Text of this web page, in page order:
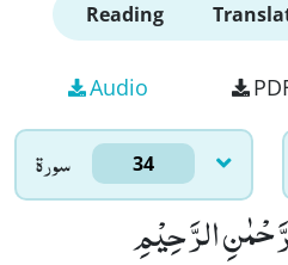
Reading
Audio
سورۃ 34
الرَّحِیْمِ